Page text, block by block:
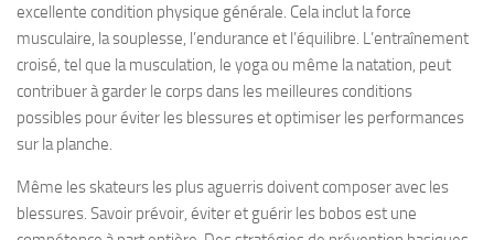
excellente condition physique générale. Cela inclut la force
musculaire, la souplesse, l’endurance et l’équilibre. L’entraînement
croisé, tel que la musculation, le yoga ou même la natation, peut
contribuer à garder le corps dans les meilleures conditions
possibles pour éviter les blessures et optimiser les performances
sur la planche.
Même les skateurs les plus aguerris doivent composer avec les
blessures. Savoir prévoir, éviter et guérir les bobos est une